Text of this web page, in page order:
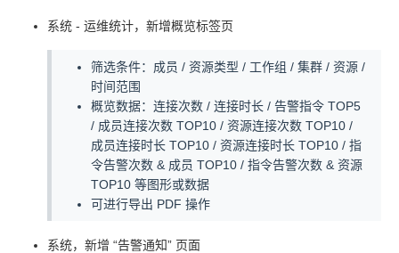
系统 - 运维统计，新增概览标签页
筛选条件：成员 / 资源类型 / 工作组 / 集群 / 资源 /
时间范围
概览数据：连接次数 / 连接时长 / 告警指令 TOP5
/ 成员连接次数 TOP10 / 资源连接次数 TOP10 /
成员连接时长 TOP10 / 资源连接时长 TOP10 / 指
令告警次数 & 成员 TOP10 / 指令告警次数 & 资源
TOP10 等图形或数据
可进行导出 PDF 操作
系统，新增 “告警通知” 页面